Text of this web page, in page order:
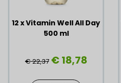
12 x Vitamin Well All Day
500 ml
€ 22,37 € 18,78